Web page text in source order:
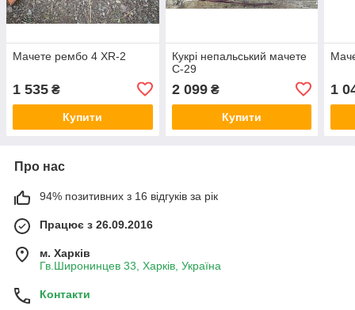
Мачете рембо 4 XR-2
1 535 ₴
Купити
Кукрі непальський мачете
C-29
2 099₴
Купити
1
Про нас
94% позитивних з 16 відгуків за рік
Працює з 26.09.2016
м. Харків
Гв.Широнинцев 33, Харків, Україна
Контакти